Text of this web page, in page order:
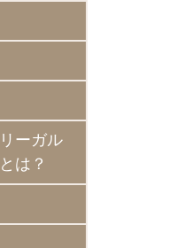
ーガル
は？